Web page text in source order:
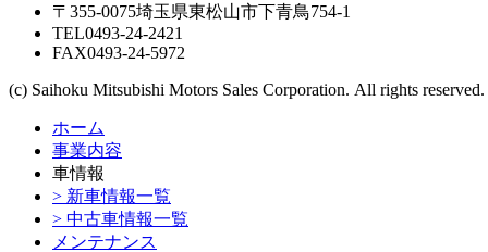
〒355-0075埼玉県東松山市下青鳥754-1
TEL0493-24-2421
FAX0493-24-5972
(c) Saihoku Mitsubishi Motors Sales Corporation. All rights reserved.
ホーム
事業内容
車情報
> 新車情報一覧
> 中古車情報一覧
メンテナンス